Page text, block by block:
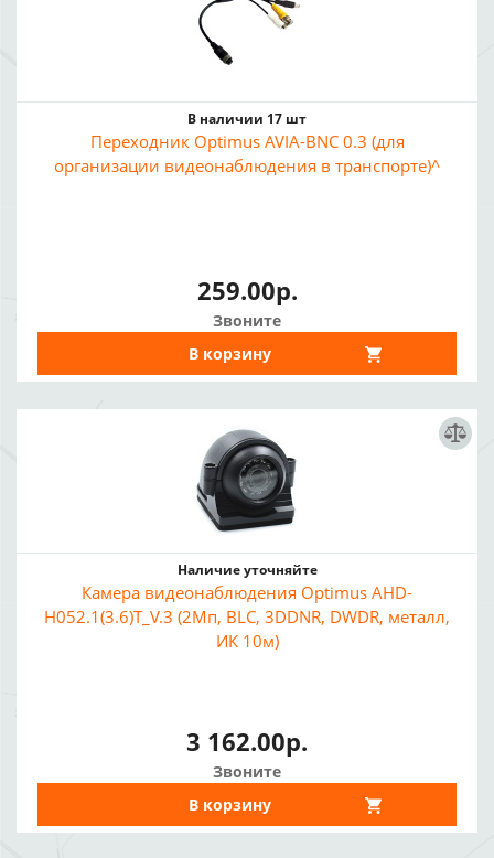
В наличии 17 шт
Переходник Optimus AVIA-BNC 0.3 (для
организации видеонаблюдения в транспорте)^
259.00р.
Звоните
В корзину
Наличие уточняйте
Камера видеонаблюдения Optimus AHD-
H052.1(3.6)T_V.3 (2Мп, BLC, 3DDNR, DWDR, металл,
ИК 10м)
3 162.00р.
Звоните
В корзину